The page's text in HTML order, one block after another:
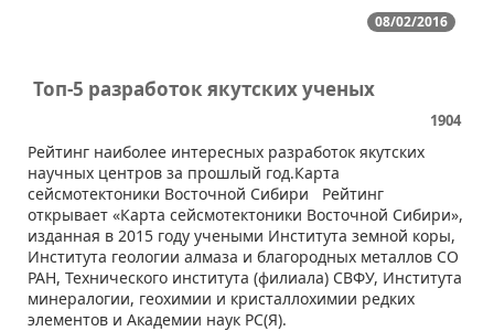
08/02/2016
Топ-5 разработок якутских ученых
1904
​Рейтинг наиболее интересных разработок якутских
научных центров за прошлый год.Карта
сейсмотектоники Восточной Сибири Рейтинг
открывает «Карта сейсмотектоники Восточной Сибири»,
изданная в 2015 году учеными Института земной коры,
Института геологии алмаза и благородных металлов СО
РАН, Технического института (филиала) СВФУ, Института
минералогии, геохимии и кристаллохимии редких
элементов и Академии наук РС(Я).